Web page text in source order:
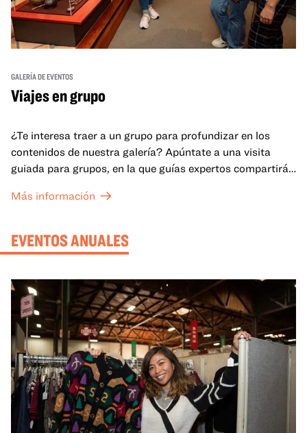
GALERÍA DE EVENTOS
Viajes en grupo
¿Te interesa traer a un grupo para profundizar en los
contenidos de nuestra galería? Apúntate a una visita
guiada para grupos, en la que guías expertos compartirán
mejor lo que se expone en las galerías del OMCA.
Más información
EVENTOS ANUALES